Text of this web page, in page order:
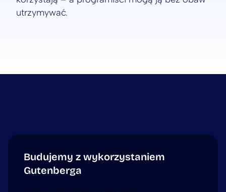
utrzymywać.
Budujemy z wykorzystaniem
Gutenberga